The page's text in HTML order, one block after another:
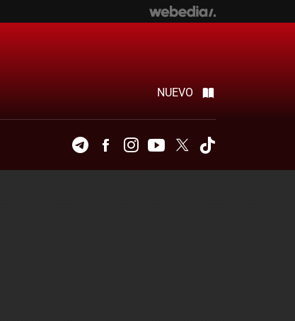
NUEVO
TelegramFacebookInstagramYoutubeTwitter